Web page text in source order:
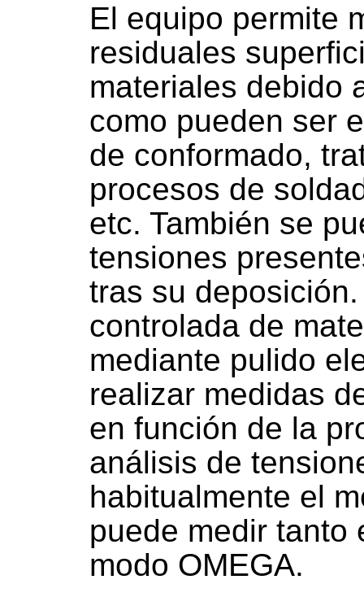
El equipo permite
residuales
materiales debido
como pueden ser
de conformado,
procesos de
etc. También se
tensiones
tras su
controlada de
mediante pulido
realizar medidas
en función de la
análisis de
habitualmente el
puede medir tanto
modo OMEGA.